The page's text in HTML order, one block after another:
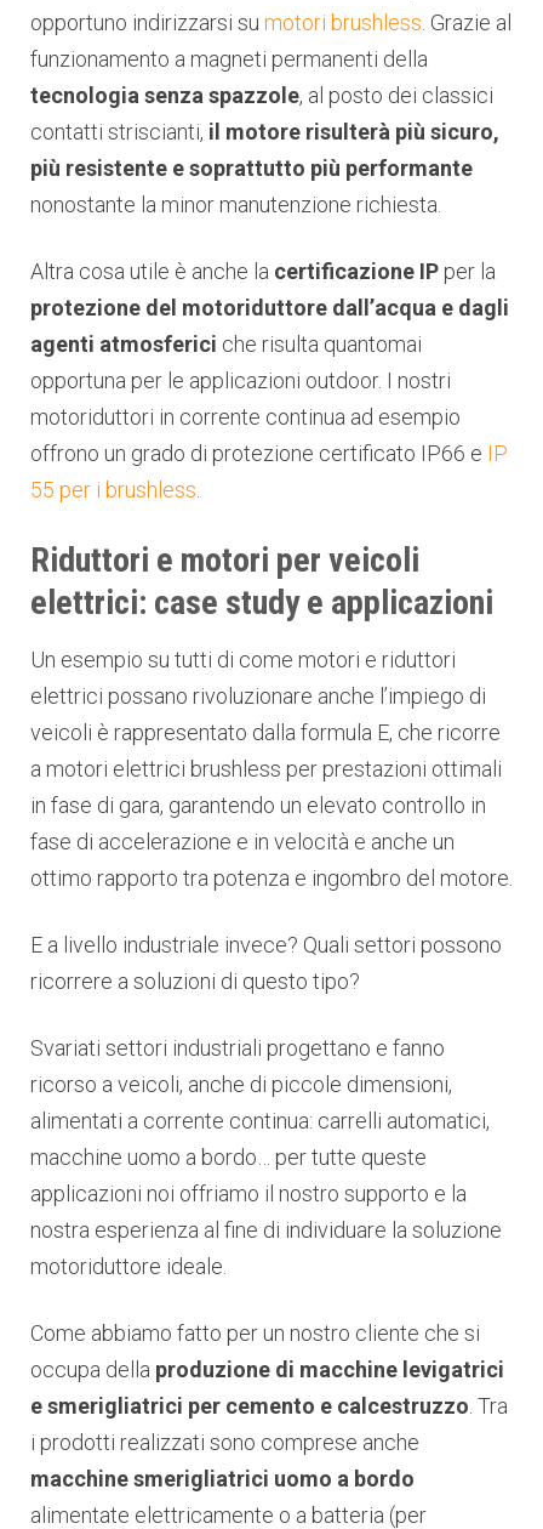
opportuno indirizzarsi su motori brushless . Grazie al
funzionamento a magneti permanenti della
tecnologia senza spazzole, al posto dei classici
contatti striscianti, il motore risulterà più sicuro,
più resistente e soprattutto più performante
nonostante la minor manutenzione richiesta.
Altra cosa utile è anche la certificazione IP per la
protezione del motoriduttore dall’acqua e dagli
agenti atmosferici che risulta quantomai
opportuna per le applicazioni outdoor. I nostri
motoriduttori in corrente continua ad esempio
offrono un grado di protezione certificato IP66 e IP
55 per i brushless
Riduttori e motori per veicoli
elettrici: case study e applicazioni
Un esempio su tutti di come motori e riduttori
elettrici possano rivoluzionare anche l’impiego di
veicoli è rappresentato dalla formula E, che ricorre
a motori elettrici brushless per prestazioni ottimali
in fase di gara, garantendo un elevato controllo in
fase di accelerazione e in velocità e anche un
ottimo rapporto tra potenza e ingombro del motore.
E a livello industriale invece? Quali settori possono
ricorrere a soluzioni di questo tipo?
Svariati settori industriali progettano e fanno
ricorso a veicoli, anche di piccole dimensioni,
alimentati a corrente continua: carrelli automatici,
macchine uomo a bordo… per tutte queste
applicazioni noi offriamo il nostro supporto e la
nostra esperienza al fine di individuare la soluzione
motoriduttore ideale.
Come abbiamo fatto per un nostro cliente che si
occupa della produzione di macchine levigatrici
e smerigliatrici per cemento e calcestruzzo . Tra
i prodotti realizzati sono comprese anche
macchine smerigliatrici uomo a bordo
alimentate elettricamente o a batteria (per